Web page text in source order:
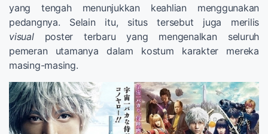
yang tengah menunjukkan keahlian menggunakan
pedangnya. Selain itu, situs tersebut juga merilis
visualposter terbaru yang mengenalkan seluruh
pemeran utamanya dalam kostum karakter mereka
masing-masing.